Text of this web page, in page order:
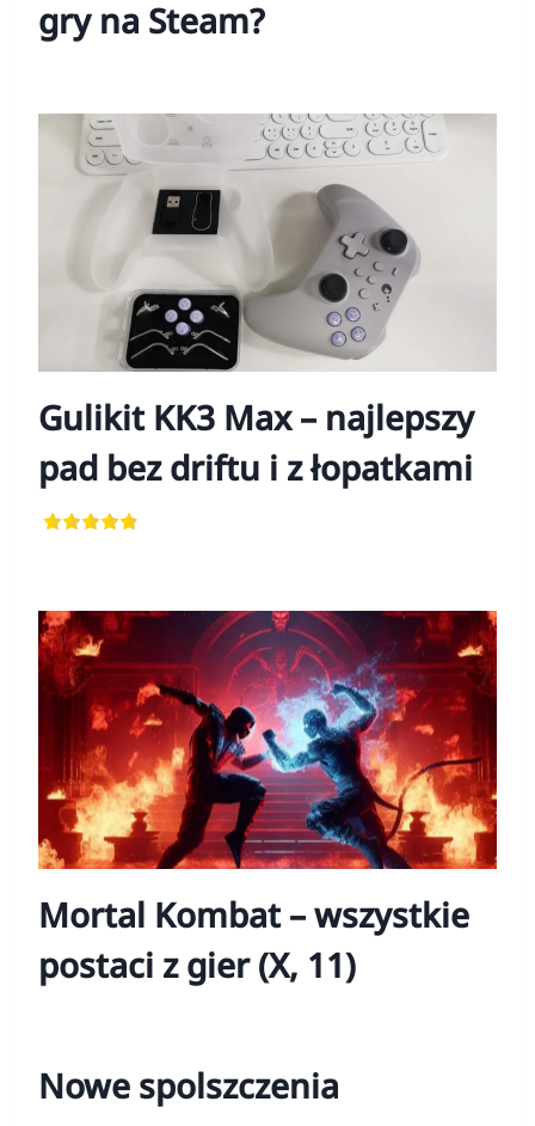
gry na Steam?
Gulikit KK3 Max – najlepszy
pad bez driftu i z łopatkami
Mortal Kombat – wszystkie
postaci z gier (X, 11)
Nowe spolszczenia